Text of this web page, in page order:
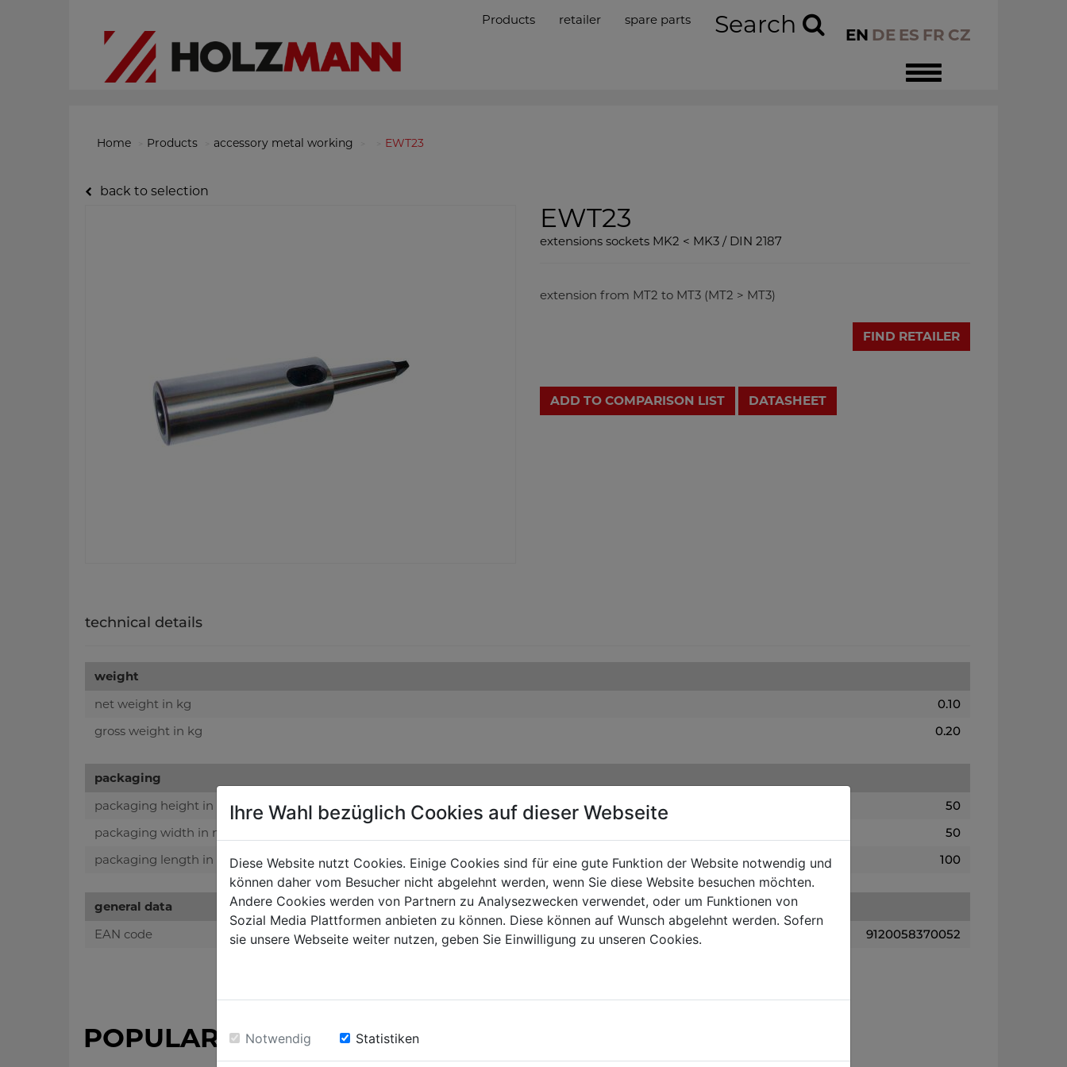
Toggle
navigation
EN DE ES FR CZ
Products retailer spare parts Search
Home Products accessory metal working EWT23
back to selection
EWT23
extensions sockets MK2 < MK3 / DIN 2187
extension from MT2 to MT3 (MT2 > MT3)
FIND RETAILER
ADD TO COMPARISON LIST DATASHEET
technical details
weight
net weight in kg
0.10
gross weight in kg
0.20
packaging
packaging height in mm
50
packaging width in mm
50
packaging length in mm
100
general data
EAN code
9120058370052
POPULAR PRODUCTS
Ihre Wahl bezüglich Cookies auf dieser Webseite
Diese Website nutzt Cookies. Einige Cookies sind für eine gute Funktion der Website notwendig und
können daher vom Besucher nicht abgelehnt werden, wenn Sie diese Website besuchen möchten.
Andere Cookies werden von Partnern zu Analysezwecken verwendet, oder um Funktionen von
Sozial Media Plattformen anbieten zu können. Diese können auf Wunsch abgelehnt werden. Sofern
sie unsere Webseite weiter nutzen, geben Sie Einwilligung zu unseren Cookies.
Notwendig Statistiken